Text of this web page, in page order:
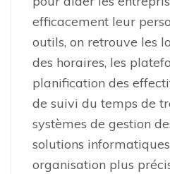
efficacement leur
outils, on retrouve les
des horaires, les
planification des
de suivi du temps de
systèmes de gestion
solutions
organisation plus